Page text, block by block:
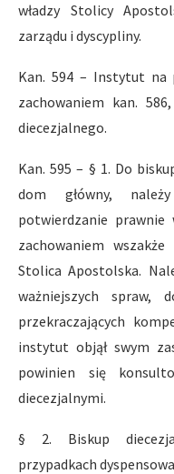
władzy Stolicy
zarządu i dyscypliny.
Kan. 594 – Instytut na
zachowaniem kan.
diecezjalnego.
Kan. 595 – § 1. Do
dom główny,
potwierdzanie
zachowaniem
Stolica Apostolska.
ważniejszych spraw,
przekraczających
instytut objął swym
powinien się
diecezjalnymi.
§ 2. Biskup
przypadkach